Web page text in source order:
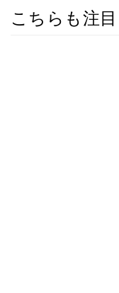
こちらも注目